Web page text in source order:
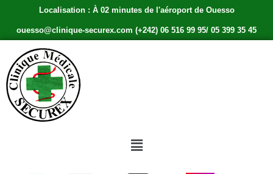
Localisation : À 02 minutes de l'aéroport de Ouesso
ouesso@clinique-securex.com (+242) 06 516 99 95/ 05 399 35 45